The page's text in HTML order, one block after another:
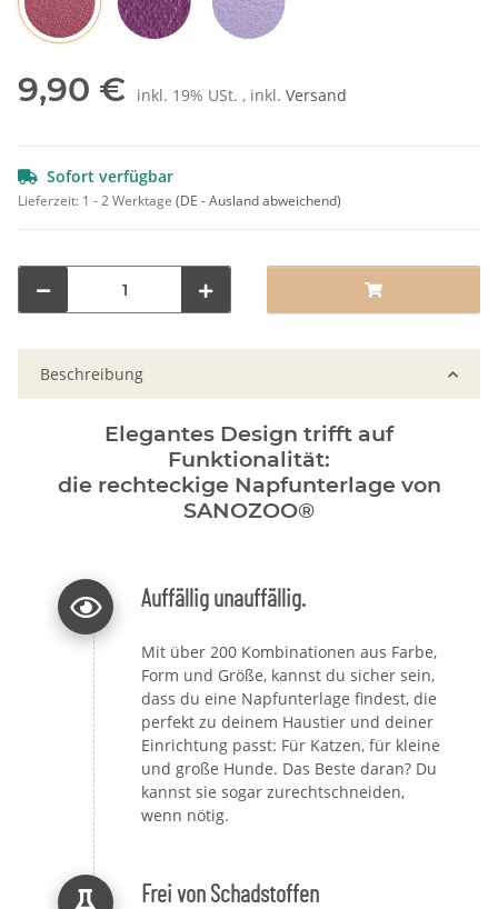
9,90 € inkl. 19% USt. , inkl. Versand
Sofort verfügbar
Lieferzeit: 1 - 2 Werktage (DE - Ausland abweichend)
Beschreibung
Elegantes Design trifft auf
Funktionalität:
die rechteckige Napfunterlage von
SANOZOO®
Auffällig unauffällig.
Mit über 200 Kombinationen aus Farbe,
Form und Größe, kannst du sicher sein,
dass du eine Napfunterlage findest, die
perfekt zu deinem Haustier und deiner
Einrichtung passt: Für Katzen, für kleine
und große Hunde. Das Beste daran? Du
kannst sie sogar zurechtschneiden,
wenn nötig.
Frei von Schadstoffen